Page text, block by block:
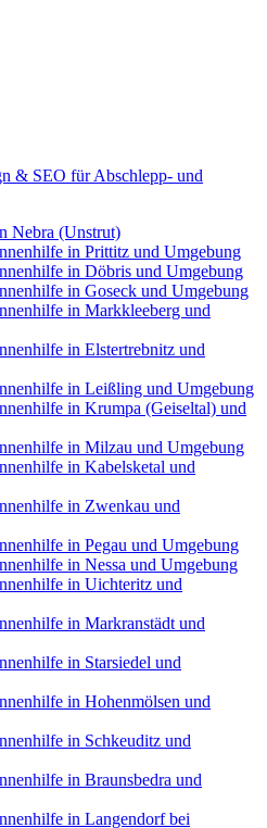
& SEO für Abschlepp- und
Nebra (Unstrut)
in Prittitz und Umgebung
in Döbris und Umgebung
in Goseck und Umgebung
in Markkleeberg und
in Elstertrebnitz und
in Leißling und Umgebung
in Krumpa (Geiseltal) und
in Milzau und Umgebung
in Kabelsketal und
in Zwenkau und
in Pegau und Umgebung
in Nessa und Umgebung
in Uichteritz und
in Markranstädt und
in Starsiedel und
in Hohenmölsen und
in Schkeuditz und
in Braunsbedra und
in Langendorf bei